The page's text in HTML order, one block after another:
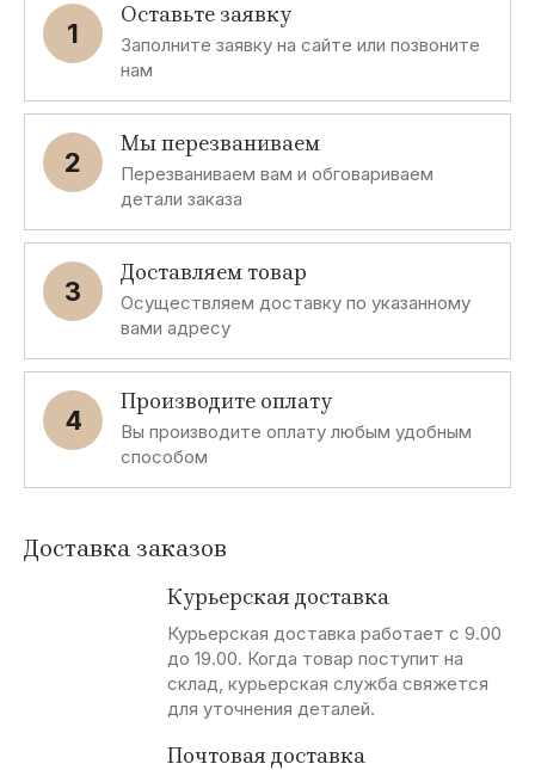
1
Оставьте заявку
Заполните заявку на сайте или позвоните
нам
2
Мы перезваниваем
Перезваниваем вам и обговариваем
детали заказа
3
Доставляем товар
Осуществляем доставку по указанному
вами адресу
4
Производите оплату
Вы производите оплату любым удобным
способом
Доставка заказов
Курьерская доставка
Курьерская доставка работает с 9.00
до 19.00. Когда товар поступит на
склад, курьерская служба свяжется
для уточнения деталей.
Почтовая доставка